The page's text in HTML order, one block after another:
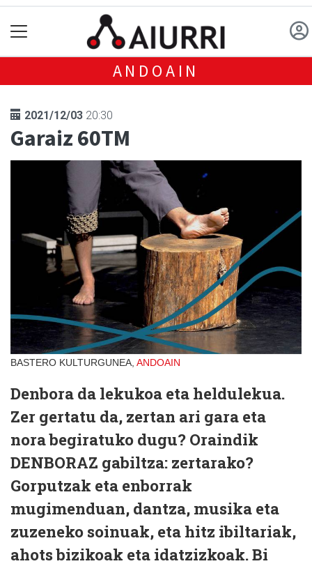
ANDOAIN
2021/12/03 20:30
Garaiz 60TM
BASTERO KULTURGUNEA, ANDOAIN
Denbora da lekukoa eta heldulekua.
Zer gertatu da, zertan ari gara eta
nora begiratuko dugu? Oraindik
DENBORAZ gabiltza: zertarako?
Gorputzak eta enborrak
mugimenduan, dantza, musika eta
zuzeneko soinuak, eta hitz ibiltariak,
ahots bizikoak eta idatzizkoak. Bi